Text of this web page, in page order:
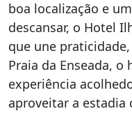
boa localização e
descansar, o Hotel
que une
Praia da Enseada, o
experiência
aproveitar a estadia